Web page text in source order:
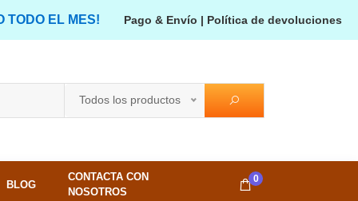
TODO EL MES! Pago & Envío | Política de devoluciones
Todos los productos
BLOG
CONTACTA CON
NOSOTROS
0